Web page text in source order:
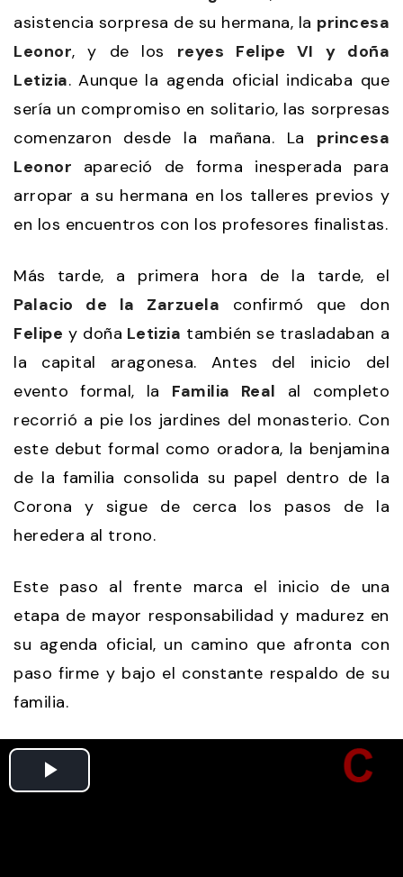
asistencia sorpresa de su hermana, la princesa
Leonor, y de los reyes Felipe VI y doña
Letizia. Aunque la agenda oficial indicaba que
sería un compromiso en solitario, las sorpresas
comenzaron desde la mañana. La princesa
Leonor apareció de forma inesperada para
arropar a su hermana en los talleres previos y
en los encuentros con los profesores finalistas.
Más tarde, a primera hora de la tarde, el
Palacio de la Zarzuela confirmó que don
Felipe y doña Letizia también se trasladaban a
la capital aragonesa. Antes del inicio del
evento formal, la Familia Real al completo
recorrió a pie los jardines del monasterio. Con
este debut formal como oradora, la benjamina
de la familia consolida su papel dentro de la
Corona y sigue de cerca los pasos de la
heredera al trono.
Este paso al frente marca el inicio de una
etapa de mayor responsabilidad y madurez en
su agenda oficial, un camino que afronta con
paso firme y bajo el constante respaldo de su
familia.